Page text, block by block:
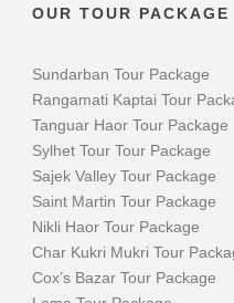
OUR TOUR PACKAGE
Sundarban Tour Package
Rangamati Kaptai Tour
Tanguar Haor Tour Package
Sylhet Tour Tour Package
Sajek Valley Tour Package
Saint Martin Tour Package
Nikli Haor Tour Package
Char Kukri Mukri Tour
Cox’s Bazar Tour Package